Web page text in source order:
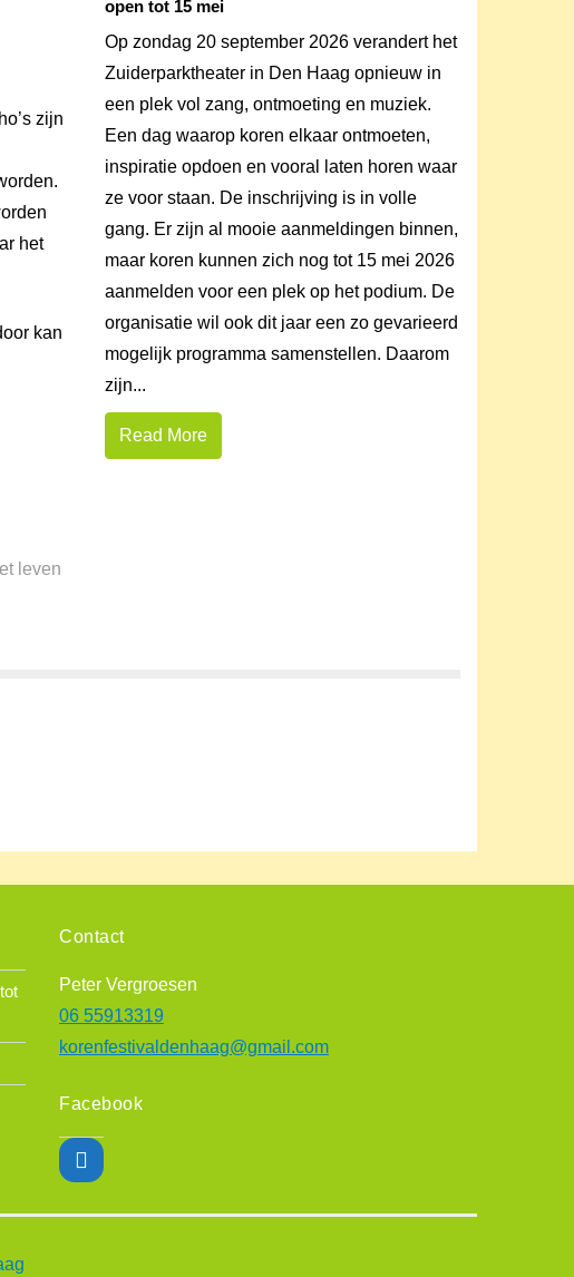
zijn
het
kan
leven
open tot 15 mei
Op zondag 20 september 2026 verandert het
Zuiderparktheater in Den Haag opnieuw in
een plek vol zang, ontmoeting en muziek.
Een dag waarop koren elkaar ontmoeten,
inspiratie opdoen en vooral laten horen waar
ze voor staan. De inschrijving is in volle
gang. Er zijn al mooie aanmeldingen binnen,
maar koren kunnen zich nog tot 15 mei 2026
aanmelden voor een plek op het podium. De
organisatie wil ook dit jaar een zo gevarieerd
mogelijk programma samenstellen. Daarom
zijn...
Read More
Contact
Peter Vergroesen
06 55913319
korenfestivaldenhaag@gmail.com
Facebook